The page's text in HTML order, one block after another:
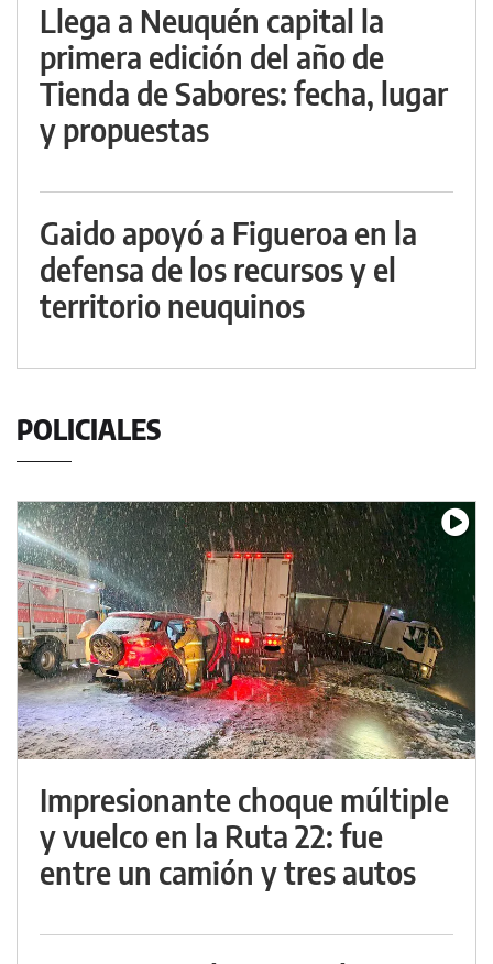
Llega a Neuquén capital la
primera edición del año de
Tienda de Sabores: fecha, lugar
y propuestas
Gaido apoyó a Figueroa en la
defensa de los recursos y el
territorio neuquinos
POLICIALES
Impresionante choque múltiple
y vuelco en la Ruta 22: fue
entre un camión y tres autos